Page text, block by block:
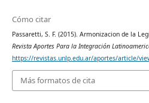
Cómo citar
Passaretti, S. F. (2015). Armonizacion de la
Revista Aportes Para la Integración
https://revistas.unlp.edu.ar/aportes/article/
Más formatos de cita